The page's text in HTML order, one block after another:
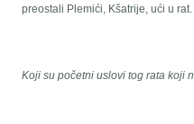
preostali Plemići, Kšatrije, ući u rat.
Koji su početni uslovi tog rata koji